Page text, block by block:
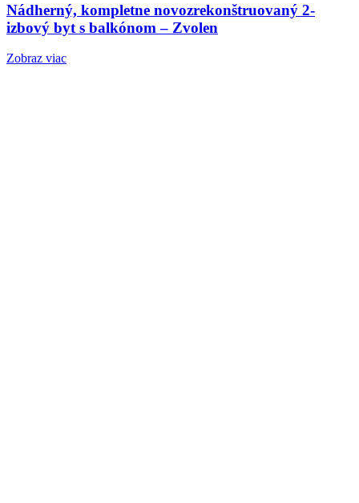
Nádherný, kompletne novozrekonštruovaný 2-
izbový byt s balkónom – Zvolen
Zobraz viac